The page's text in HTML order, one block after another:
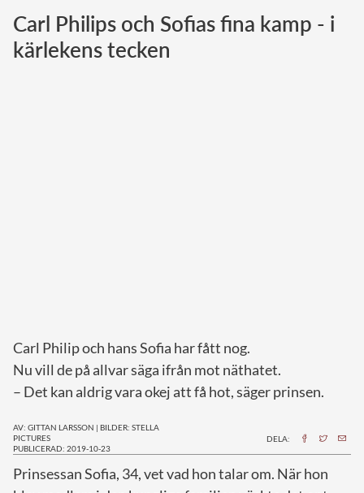
Norska kungahuset
Danska kungahuset
Carl Philips och Sofias fina kamp - i
kärlekens tecken
Carl Philip och hans Sofia har fått nog.
Nu vill de på allvar säga ifrån mot näthatet.
– Det kan aldrig vara okej att få hot, säger prinsen.
AV: GITTAN LARSSON | BILDER: STELLA
PICTURES
PUBLICERAD: 2019-10-23
DELA:
Prinsessan Sofia, 34, vet vad hon talar om. När hon